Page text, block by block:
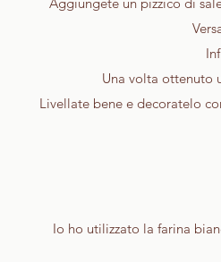
Una volta ottenuto
Livellate bene e decoratelo
Io ho utilizzato la farina